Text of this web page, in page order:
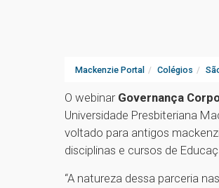
Mackenzie Portal Colégios
O webinar Governança
Universidade Presbiteriana
voltado para antigos
disciplinas e cursos de
“A natureza dessa parceria